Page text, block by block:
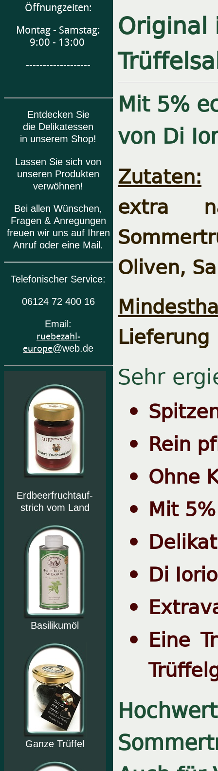
Öffnungzeiten:
Montag - Samstag:
9:00 - 13:00
-------------------
Entdecken Sie
die Delikatessen
in unserem Shop!
Lassen Sie sich von
unseren Produkten
verwöhnen!
Bei allen Wünschen,
Fragen & Anregungen
freuen wir uns auf Ihren
Anruf oder eine Mail.
Telefonischer Service:
06124 72 400 16
Email:
ruebezahl-
europe@web.de
Erdbeerfruchtauf-
strich vom Land
Basilikumöl
Ganze Trüffel
Original
Mit 5%
von Di
Zutaten:
extra
Oliven,
Lieferung
Sehr
Rein
Ohne
Mit
Di
Eine